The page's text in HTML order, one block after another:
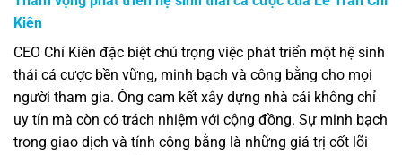
Kiên
CEO Chí Kiên đặc biệt chú trọng việc phát triển một hệ sinh
thái cá cược bền vững, minh bạch và công bằng cho mọi
người tham gia. Ông cam kết xây dựng nhà cái không chỉ
uy tín mà còn có trách nhiệm với cộng đồng. Sự minh bạch
trong giao dịch và tính công bằng là những giá trị cốt lõi